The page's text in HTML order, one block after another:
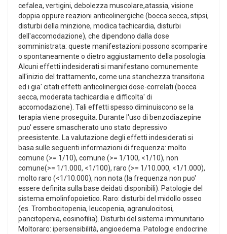
cefalea, vertigini, debolezza muscolare,atassia, visione
doppia oppure reazioni anticolinergiche (bocca secca, stipsi,
disturbi della minzione, modica tachicardia, disturbi
dell'accomodazione), che dipendono dalla dose
somministrata: queste manifestazioni possono scomparire
o spontaneamente o dietro aggiustamento della posologia.
Alcuni effetti indesiderati si manifestano comunemente
all'inizio del trattamento, come una stanchezza transitoria
ed i gia' citati effetti anticolinergici dose-correlati (bocca
secca, moderata tachicardia e difficolta' di
accomodazione). Tali effetti spesso diminuiscono se la
terapia viene proseguita. Durante l'uso di benzodiazepine
puo' essere smascherato uno stato depressivo
preesistente. La valutazione degli effetti indesiderati si
basa sulle seguenti informazioni di frequenza: molto
comune (>= 1/10), comune (>= 1/100, <1/10), non
comune(>= 1/1.000, <1/100), raro (>= 1/10.000, <1/1.000),
molto raro (<1/10.000), non nota (la frequenza non puo'
essere definita sulla base deidati disponibili). Patologie del
sistema emolinfopoietico. Raro: disturbi del midollo osseo
(es. Trombocitopenia, leucopenia, agranulocitosi,
pancitopenia, eosinofilia). Disturbi del sistema immunitario.
Moltoraro: ipersensibilità, angioedema. Patologie endocrine.